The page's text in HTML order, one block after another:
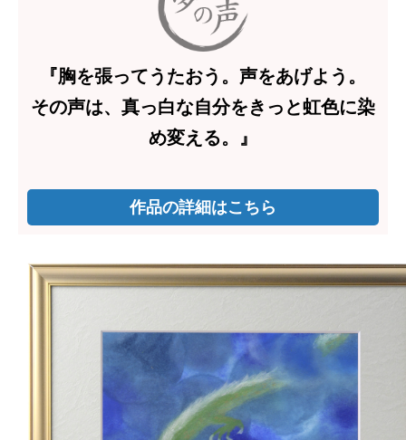
『胸を張ってうたおう。声をあげよう。
その声は、真っ白な自分をきっと虹色に染
め変える。』
作品の詳細はこちら